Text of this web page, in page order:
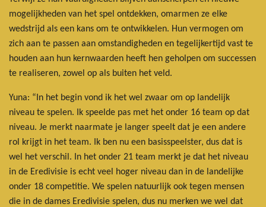
mogelijkheden van het spel ontdekken, omarmen ze elke
wedstrijd als een kans om te ontwikkelen. Hun vermogen om
zich aan te passen aan omstandigheden en tegelijkertijd vast te
houden aan hun kernwaarden heeft hen geholpen om successen
te realiseren, zowel op als buiten het veld.
Yuna: “In het begin vond ik het wel zwaar om op landelijk
niveau te spelen. Ik speelde pas met het onder 16 team op dat
niveau. Je merkt naarmate je langer speelt dat je een andere
rol krijgt in het team. Ik ben nu een basisspeelster, dus dat is
wel het verschil. In het onder 21 team merkt je dat het niveau
in de Eredivisie is echt veel hoger niveau dan in de landelijke
onder 18 competitie. We spelen natuurlijk ook tegen mensen
die in de dames Eredivisie spelen, dus nu merken we wel dat